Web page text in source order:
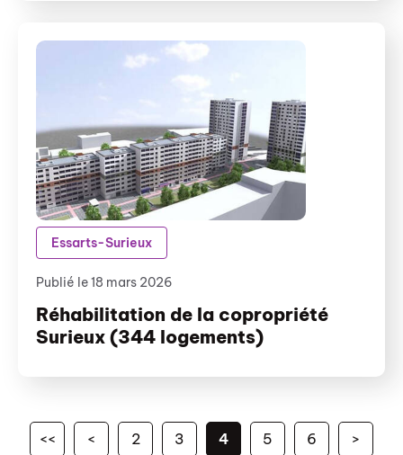
Réhabilitation de la copropriété
Surieux (344 logements)
Publié le 18 mars 2026
Essarts-Surieux
<< < 2 3 4 5 6 >